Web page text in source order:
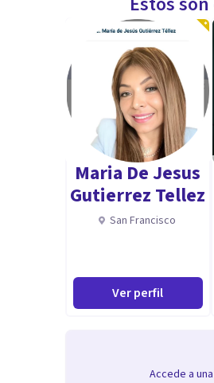
Maria De Jesus
Gutierrez Tellez
San Francisco
Ver perfil
Accede a